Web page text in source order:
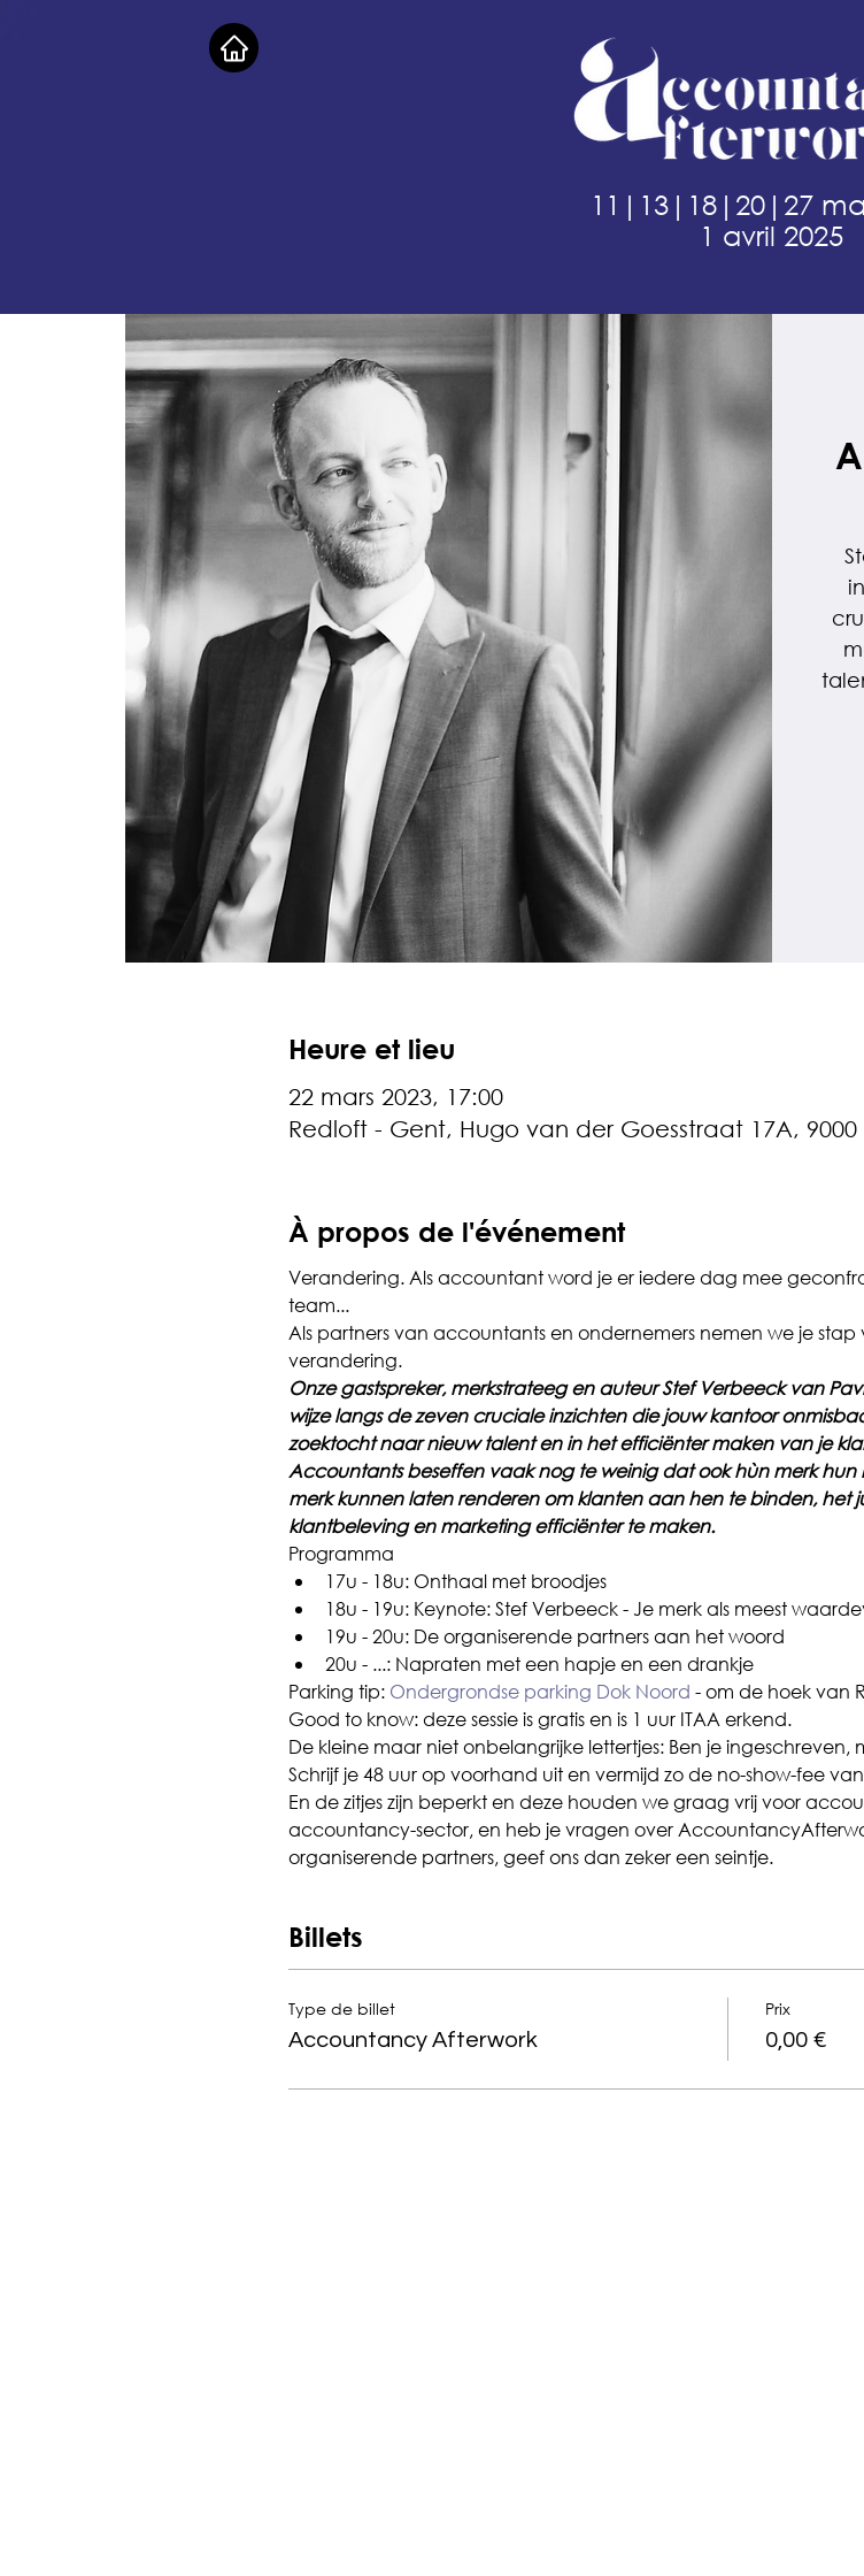
11|13|18|20|27
1 avril 2025
Heure et lieu
22 mars 2023, 17:00
Redloft - Gent, Hugo van der Goesstraat 17A, 9000
À propos de l'événement
Verandering. Als accountant word je er iedere dag mee
team...
Als partners van accountants en ondernemers nemen we je
verandering.
Onze gastspreker, merkstrateeg en auteur Stef Verbeeck van
wijze langs de zeven cruciale inzichten die jouw kantoor
zoektocht naar nieuw talent en in het efficiënter maken van je
Accountants beseffen vaak nog te weinig dat ook hùn merk hun
merk kunnen laten renderen om klanten aan hen te binden, het
klantbeleving en marketing efficiënter te maken.
Programma
17u - 18u: Onthaal met broodjes
18u - 19u: Keynote: Stef Verbeeck - Je merk als meest
19u - 20u: De organiserende partners aan het woord
20u - ...: Napraten met een hapje en een drankje
Parking tip: Ondergrondse parking Dok Noord - om de hoek van
Good to know: deze sessie is gratis en is 1 uur ITAA erkend.
De kleine maar niet onbelangrijke lettertjes: Ben je
Schrijf je 48 uur op voorhand uit en vermijd zo de no-show-fee
En de zitjes zijn beperkt en deze houden we graag vrij voor
accountancy-sector, en heb je vragen over
organiserende partners, geef ons dan zeker een seintje.
Billets
Type de billet
Accountancy Afterwork
Prix
0,00 €